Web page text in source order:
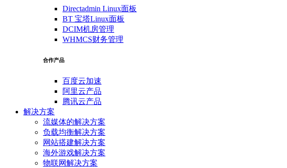
Directadmin Linux面板
BT 宝塔Linux面板
DCIM机房管理
WHMCS财务管理
合作产品
百度云加速
阿里云产品
腾讯云产品
解决方案
流媒体的解决方案
负载均衡解决方案
网站搭建解决方案
海外游戏解决方案
物联网解决方案